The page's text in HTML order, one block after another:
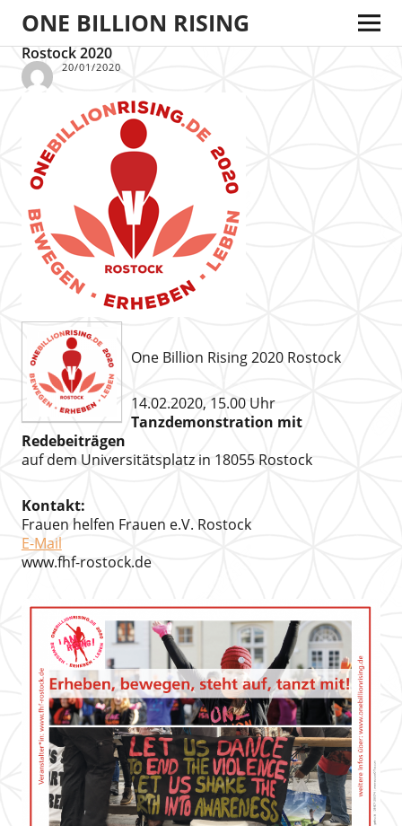
ONE BILLION RISING
Rostock 2020
20/01/2020
One Billion Rising 2020 Rostock
14.02.2020, 15.00 Uhr
Tanzdemonstration mit
Redebeiträgen
auf dem Universitätsplatz in 18055 Rostock
Kontakt:
Frauen helfen Frauen e.V. Rostock
E-Mail
www.fhf-rostock.de